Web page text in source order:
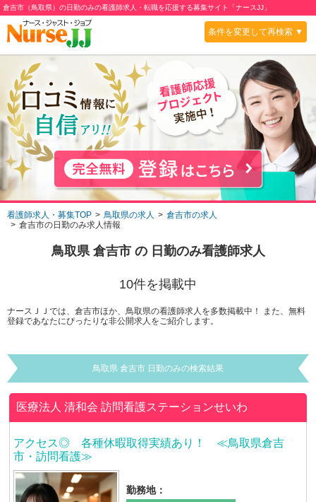
倉吉市（鳥取県）の日勤のみの看護師求人・転職を応援する募集サイト「ナースJJ」
条件を変更して再検索 ▼
看護師求人・募集TOP 鳥取県の求人
倉吉市の求人
倉吉市の日勤のみ求人情報
鳥取県 倉吉市の 日勤のみ看護師求人
10件を掲載中
ナースＪＪでは、倉吉市ほか、鳥取県の看護師求人を多数掲載中！ また、無料
登録であなたにぴったりな非公開求人をご紹介します。
鳥取県 倉吉市 日勤のみの検索結果
医療法人 清和会訪問看護ステーションせいわ
アクセス◎ 各種休暇取得実績あり！ ≪鳥取県倉吉
市・訪問看護≫
勤務地：